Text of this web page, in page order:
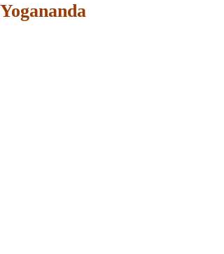
Yogananda